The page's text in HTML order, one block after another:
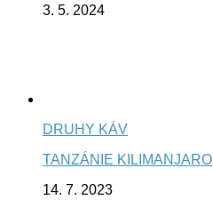
3. 5. 2024
DRUHY KÁV
TANZÁNIE KILIMANJARO
14. 7. 2023